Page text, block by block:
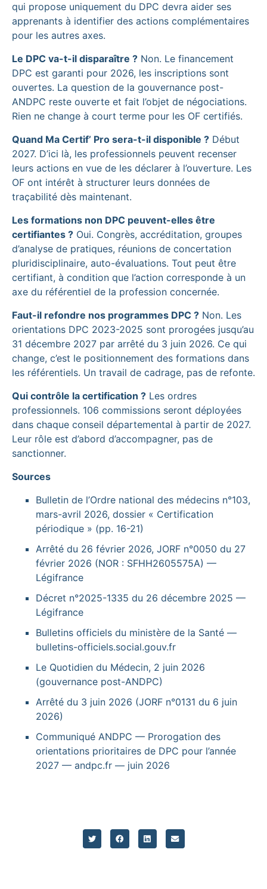
qui propose uniquement du DPC devra aider ses
apprenants à identifier des actions complémentaires
pour les autres axes.
Le DPC va-t-il disparaître ? Non. Le financement
DPC est garanti pour 2026, les inscriptions sont
ouvertes. La question de la gouvernance post-
ANDPC reste ouverte et fait l’objet de négociations.
Rien ne change à court terme pour les OF certifiés.
Quand Ma Certif’ Pro sera-t-il disponible ? Début
2027. D’ici là, les professionnels peuvent recenser
leurs actions en vue de les déclarer à l’ouverture. Les
OF ont intérêt à structurer leurs données de
traçabilité dès maintenant.
Les formations non DPC peuvent-elles être
certifiantes ? Oui. Congrès, accréditation, groupes
d’analyse de pratiques, réunions de concertation
pluridisciplinaire, auto-évaluations. Tout peut être
certifiant, à condition que l’action corresponde à un
axe du référentiel de la profession concernée.
Faut-il refondre nos programmes DPC ? Non. Les
orientations DPC 2023-2025 sont prorogées jusqu’au
31 décembre 2027 par arrêté du 3 juin 2026. Ce qui
change, c’est le positionnement des formations dans
les référentiels. Un travail de cadrage, pas de refonte.
Qui contrôle la certification ? Les ordres
professionnels. 106 commissions seront déployées
dans chaque conseil départemental à partir de 2027.
Leur rôle est d’abord d’accompagner, pas de
sanctionner.
Sources
Bulletin de l’Ordre national des médecins n°103,
mars-avril 2026, dossier « Certification
périodique » (pp. 16-21)
Arrêté du 26 février 2026, JORF n°0050 du 27
février 2026 (NOR : SFHH2605575A) —
Légifrance
Décret n°2025-1335 du 26 décembre 2025 —
Légifrance
Bulletins officiels du ministère de la Santé —
bulletins-officiels.social.gouv.fr
Le Quotidien du Médecin, 2 juin 2026
(gouvernance post-ANDPC)
Arrêté du 3 juin 2026 (JORF n°0131 du 6 juin
2026)
Communiqué ANDPC — Prorogation des
orientations prioritaires de DPC pour l’année
2027 — andpc.fr — juin 2026